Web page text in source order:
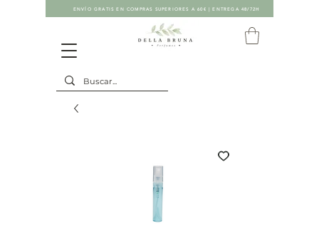
ENVÍO GRATIS EN COMPRAS SUPERIORES A 60€ | ENTREGA 48/72H